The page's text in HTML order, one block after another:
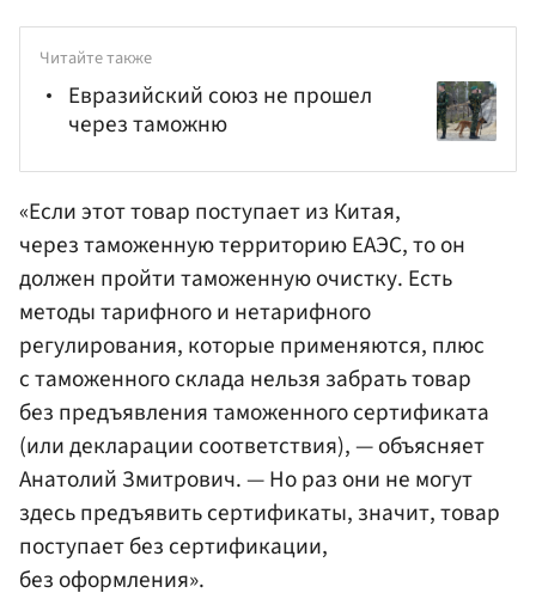
Читайте также
Евразийский союз не прошел
через таможню
«Если этот товар поступает из Китая,
через таможенную территорию ЕАЭС, то он
должен пройти таможенную очистку. Есть
методы тарифного и нетарифного
регулирования, которые применяются, плюс
с таможенного склада нельзя забрать товар
без предъявления таможенного сертификата
(или декларации соответствия), — объясняет
Анатолий Змитрович. — Но раз они не могут
здесь предъявить сертификаты, значит, товар
поступает без сертификации,
без оформления».